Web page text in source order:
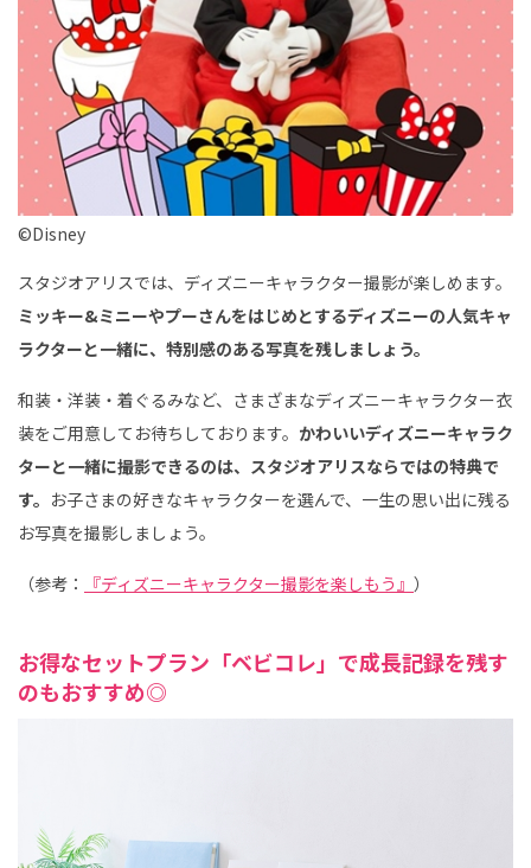
©Disney
スタジオアリスでは、ディズニーキャラクター撮影が楽しめます。
ミッキー&ミニーやプーさんをはじめとするディズニーの人気キャ
ラクターと一緒に、特別感のある写真を残しましょう。
和装・洋装・着ぐるみなど、さまざまなディズニーキャラクター衣
装をご用意してお待ちしております。 かわいいディズニーキャラク
ターと一緒に撮影できるのは、スタジオアリスならではの特典で
す。 お子さまの好きなキャラクターを選んで、一生の思い出に残る
お写真を撮影しましょう。
（参考： 『ディズニーキャラクター撮影を楽しもう』 ）
お得なセットプラン「ベビコレ」で成長記録を残す
のもおすすめ◎